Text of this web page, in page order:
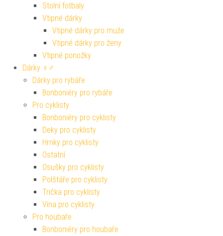
Stolní fotbaly
Vtipné dárky
Vtipné dárky pro muže
Vtipné dárky pro ženy
Vtipné ponožky
Dárky ♀♂
Dárky pro rybáře
Bonboniéry pro rybáře
Pro cyklisty
Bonboniéry pro cyklisty
Deky pro cyklisty
Hrnky pro cyklisty
Ostatní
Osušky pro cyklisty
Polštáře pro cyklisty
Trička pro cyklisty
Vína pro cyklisty
Pro houbaře
Bonboniéry pro houbaře